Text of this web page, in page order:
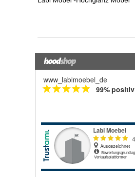
www_labimoebel_de
99% positiv